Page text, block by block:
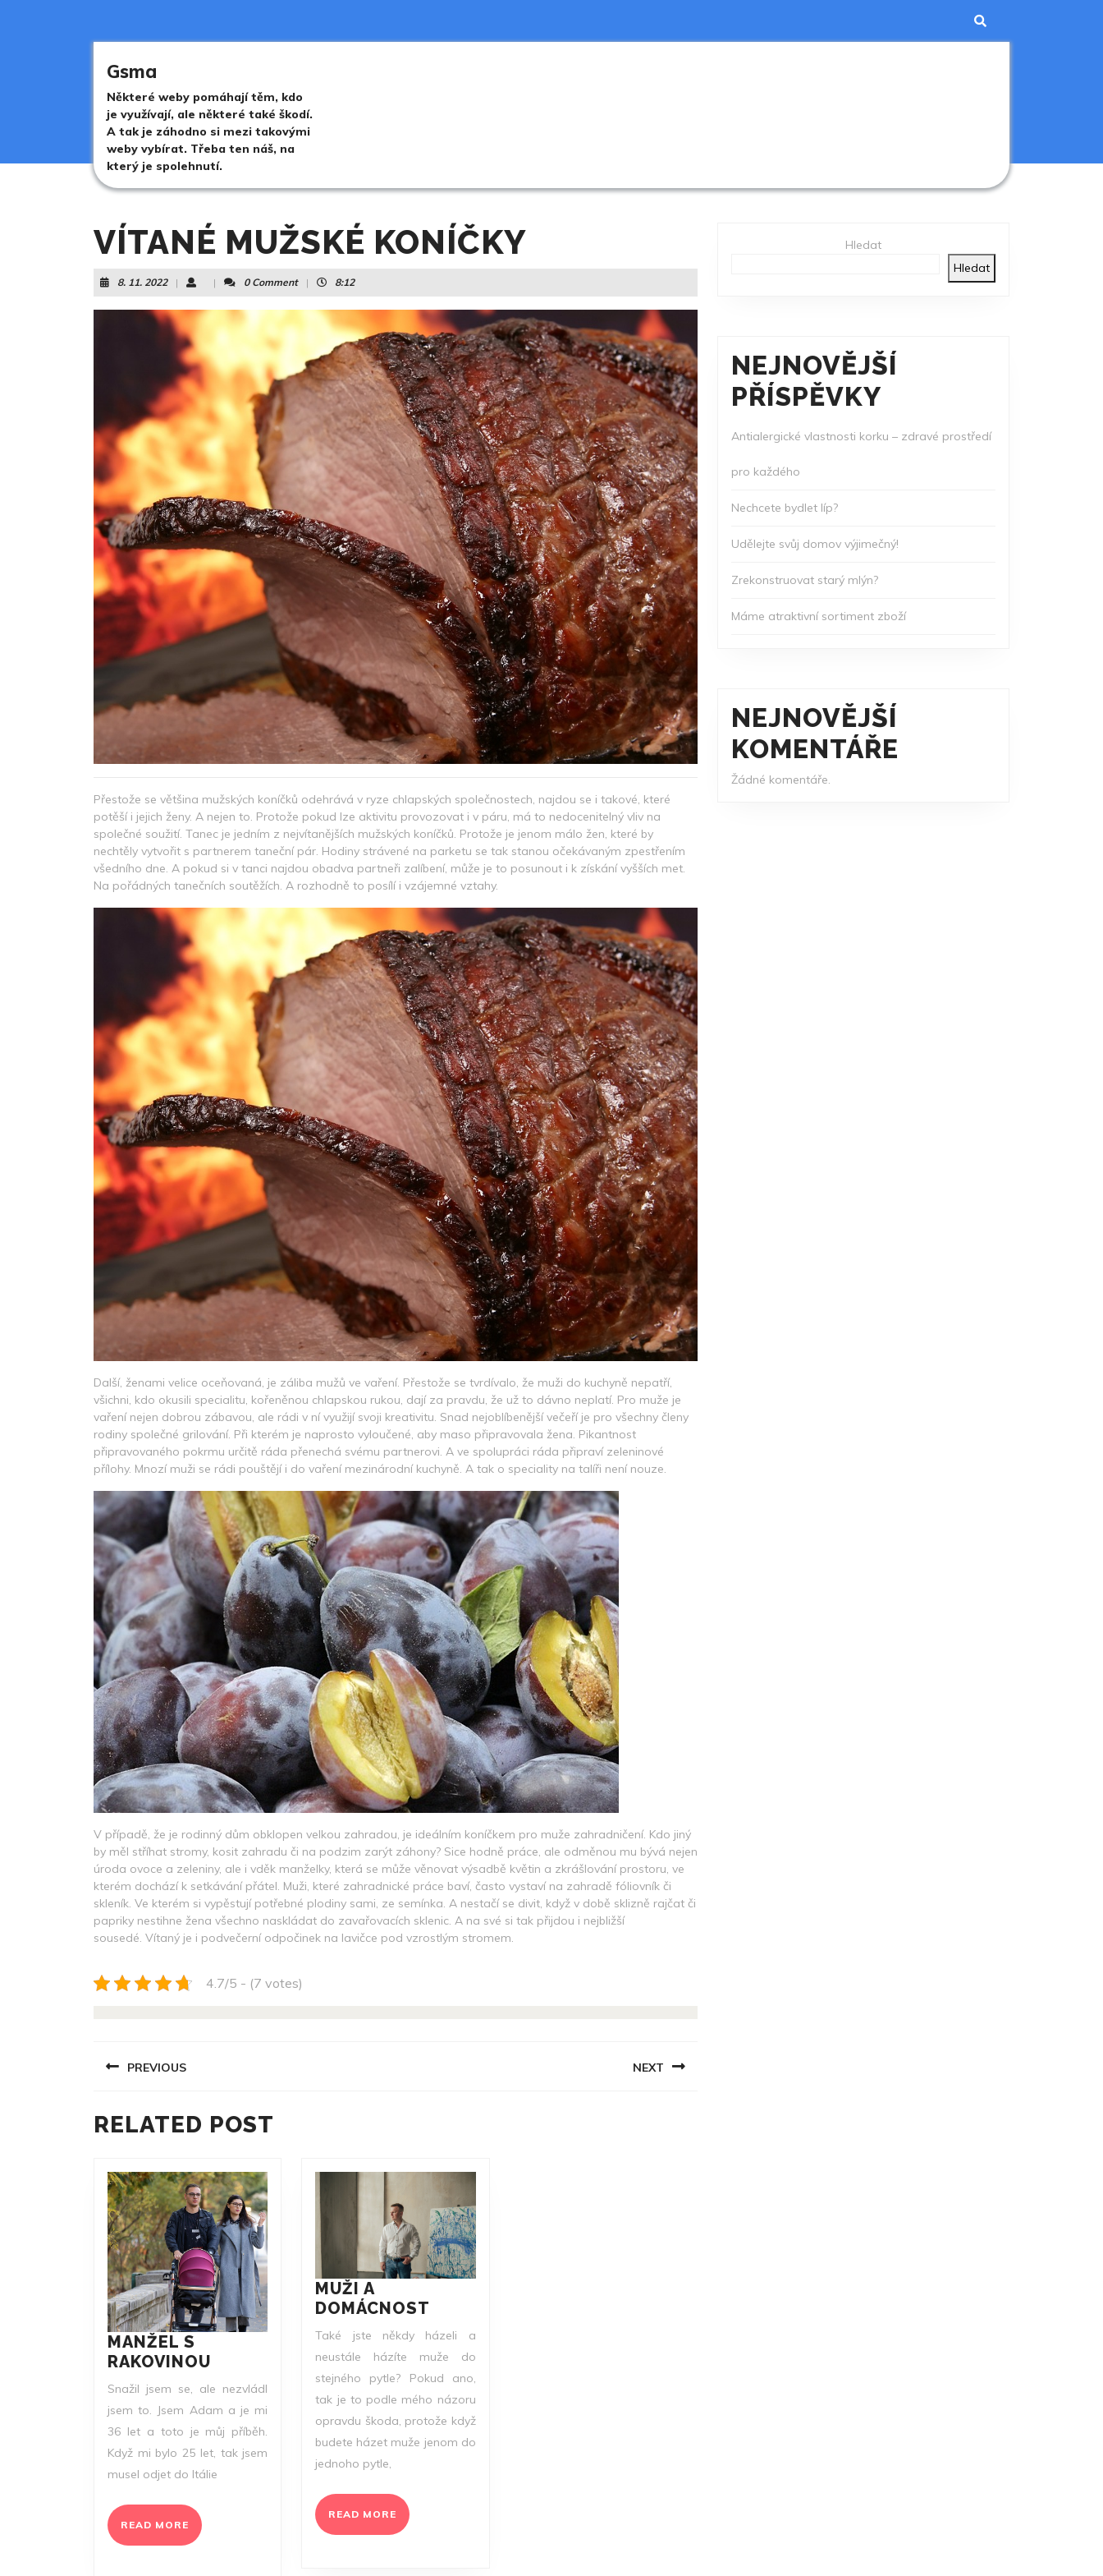
Gsma
Některé weby pomáhají těm, kdo
je využívají, ale některé také škodí.
A tak je záhodno si mezi takovými
weby vybírat. Třeba ten náš, na
který je spolehnutí.
VÍTANÉ MUŽSKÉ KONÍČKY
8. 11. 20228.
11.
2022
| | 0 Comment | 8:12
Přestože se většina mužských koníčků odehrává v ryze chlapských společnostech, najdou se i takové, které
potěší i jejich ženy. A nejen to. Protože pokud lze aktivitu provozovat i v páru, má to nedocenitelný vliv na
společné soužití. Tanec je jedním z nejvítanějších mužských koníčků. Protože je jenom málo žen, které by
nechtěly vytvořit s partnerem taneční pár. Hodiny strávené na parketu se tak stanou očekávaným zpestřením
všedního dne. A pokud si v tanci najdou obadva partneři zalíbení, může je to posunout i k získání vyšších met.
Na pořádných tanečních soutěžích. A rozhodně to posílí i vzájemné vztahy.
Další, ženami velice oceňovaná, je záliba mužů ve vaření. Přestože se tvrdívalo, že muži do kuchyně nepatří,
všichni, kdo okusili specialitu, kořeněnou chlapskou rukou, dají za pravdu, že už to dávno neplatí. Pro muže je
vaření nejen dobrou zábavou, ale rádi v ní využijí svoji kreativitu. Snad nejoblíbenější večeří je pro všechny členy
rodiny společné grilování. Při kterém je naprosto vyloučené, aby maso připravovala žena. Pikantnost
připravovaného pokrmu určitě ráda přenechá svému partnerovi. A ve spolupráci ráda připraví zeleninové
přílohy. Mnozí muži se rádi pouštějí i do vaření mezinárodní kuchyně. A tak o speciality na talíři není nouze.
V případě, že je rodinný dům obklopen velkou zahradou, je ideálním koníčkem pro muže zahradničení. Kdo jiný
by měl stříhat stromy, kosit zahradu či na podzim zarýt záhony? Sice hodně práce, ale odměnou mu bývá nejen
úroda ovoce a zeleniny, ale i vděk manželky, která se může věnovat výsadbě květin a zkrášlování prostoru, ve
kterém dochází k setkávání přátel. Muži, které zahradnické práce baví, často vystaví na zahradě fóliovník či
skleník. Ve kterém si vypěstují potřebné plodiny sami, ze semínka. A nestačí se divit, když v době sklizně rajčat či
papriky nestihne žena všechno naskládat do zavařovacích sklenic. A na své si tak přijdou i nejbližší
sousedé. Vítaný je i podvečerní odpočinek na lavičce pod vzrostlým stromem.
4.7/5 - (7 votes)
PRO
PŘÍSPĚVEK
PREVIOUS
post:
NEXT
RELATED POST
MANŽEL S
RAKOVINOU
Snažil jsem se, ale nezvládl
jsem to. Jsem Adam a je mi
36 let a toto je můj příběh.
Když mi bylo 25 let, tak jsem
musel odjet do Itálie
READ MORE READ
MORE
MUŽI A
DOMÁCNOST
A
DOMÁCNOST
Také jste někdy házeli a
neustále házíte muže do
stejného pytle? Pokud ano,
tak je to podle mého názoru
opravdu škoda, protože když
budete házet muže jenom do
jednoho pytle,
READ MORE READ
MORE
Hledat
Hledat
NEJNOVĚJŠÍ
PŘÍSPĚVKY
Antialergické vlastnosti korku – zdravé prostředí
pro každého
Nechcete bydlet líp?
Udělejte svůj domov výjimečný!
Zrekonstruovat starý mlýn?
Máme atraktivní sortiment zboží
NEJNOVĚJŠÍ
KOMENTÁŘE
Žádné komentáře.